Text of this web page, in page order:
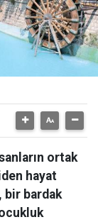
ortak
hayat
bir bardak